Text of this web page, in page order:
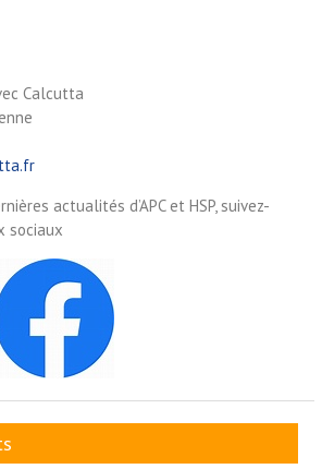
Calcutta
actualités d’APC et HSP, suivez-
sociaux